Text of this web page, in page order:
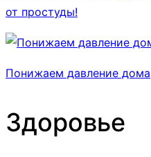
от простуды!
Понижаем давление дома
Здоровье